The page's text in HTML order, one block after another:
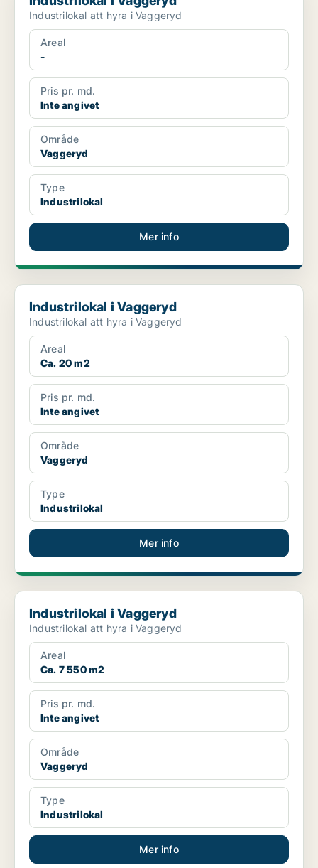
Industrilokal att hyra i Vaggeryd
Areal
-
Pris pr. md.
Inte angivet
Område
Vaggeryd
Type
Industrilokal
Mer info
Industrilokal i Vaggeryd
Industrilokal i Vaggeryd
Industrilokal att hyra i Vaggeryd
Areal
Ca. 20 m2
Pris pr. md.
Inte angivet
Område
Vaggeryd
Type
Industrilokal
Mer info
Industrilokal i Vaggeryd
Industrilokal i Vaggeryd
Industrilokal att hyra i Vaggeryd
Areal
Ca. 7 550 m2
Pris pr. md.
Inte angivet
Område
Vaggeryd
Type
Industrilokal
Mer info